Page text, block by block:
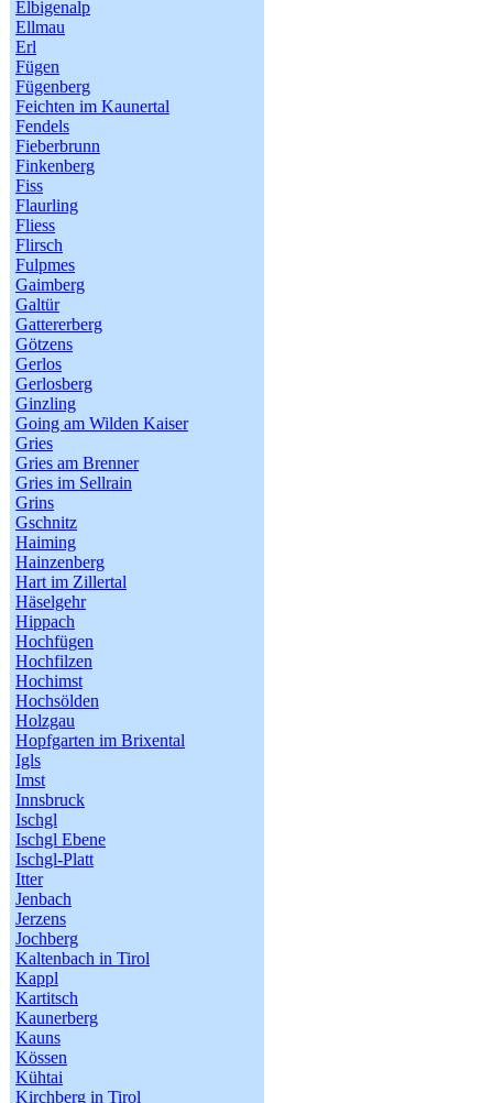
Elbigenalp
Ellmau
Erl
Fügen
Fügenberg
Feichten im Kaunertal
Fendels
Fieberbrunn
Finkenberg
Fiss
Flaurling
Fliess
Flirsch
Fulpmes
Gaimberg
Galtür
Gattererberg
Götzens
Gerlos
Gerlosberg
Ginzling
Going am Wilden Kaiser
Gries
Gries am Brenner
Gries im Sellrain
Grins
Gschnitz
Haiming
Hainzenberg
Hart im Zillertal
Häselgehr
Hippach
Hochfügen
Hochfilzen
Hochimst
Hochsölden
Holzgau
Hopfgarten im Brixental
Igls
Imst
Innsbruck
Ischgl
Ischgl Ebene
Ischgl-Platt
Itter
Jenbach
Jerzens
Jochberg
Kaltenbach in Tirol
Kappl
Kartitsch
Kaunerberg
Kauns
Kössen
Kühtai
Kirchberg in Tirol